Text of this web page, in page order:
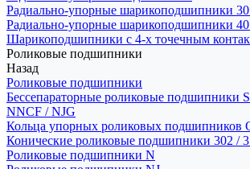
Радиально-упорные шарикоподшипники
Радиально-упорные шарикоподшипники
Шарикоподшипники с 4-х точечным
Роликовые подшипники
Назад
Роликовые подшипники
Бессепараторные роликовые подшипники
NNCF / NJG
Кольца упорных роликовых подшипников
Конические роликовые подшипники 302 /
Роликовые подшипники N